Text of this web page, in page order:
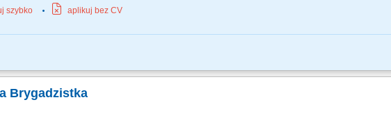
szybko aplikuj bez CV
z budową i montażem zewnętrznych sieci wodno-kanalizacyjnych, organizacja i koordynacja
Brygadzistka